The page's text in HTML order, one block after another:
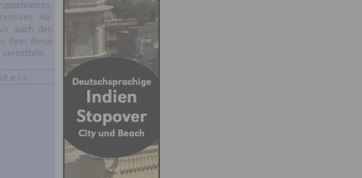
Na­
auch den
Ihrer Reise
ver­mit­teln.